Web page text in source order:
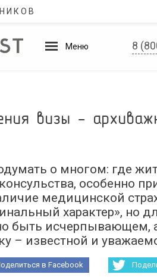
Меню 8
визы -
о многом: где
особенно
медицинской
характер», но
быть исчерпывающем,
– известной и
в Facebook